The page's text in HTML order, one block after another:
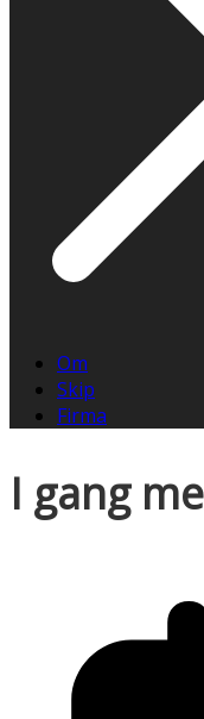
Om
Skip
Firma
I gang